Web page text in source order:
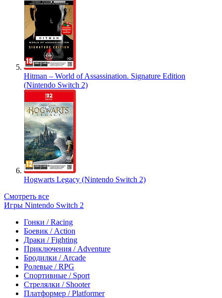
Hitman – World of Assassination. Signature Edition
(Nintendo Switch 2)
Hogwarts Legacy (Nintendo Switch 2)
Смотреть все
Игры Nintendo Switch 2
Гонки / Racing
Боевик / Action
Драки / Fighting
Приключения / Adventure
Бродилки / Arcade
Ролевые / RPG
Спортивные / Sport
Стрелялки / Shooter
Платформер / Platformer